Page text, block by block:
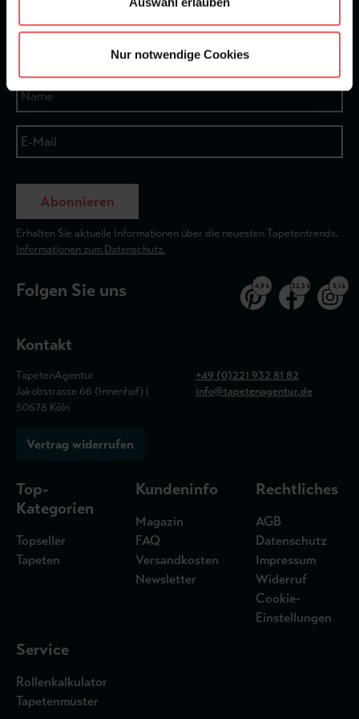
Nur notwendige Cookies
Bei 1245 Bewertungen
Newsletter
Abonnieren
Erhalten Sie aktuelle Informationen über die neuesten Tapetentrends.
Informationen zum Datenschutz.
Folgen Sie uns 4,9 k 32,5 k 3,1 k
Kontakt
TapetenAgentur
Jakobstrasse 66 (Innenhof) |
50678 Köln
+49 (0)221 932 81 82
info@tapetenagentur.de
Vertrag widerrufen
Top-
Kategorien
Topseller
Tapeten
Kundeninfo
Magazin
FAQ
Versandkosten
Newsletter
Rechtliches
AGB
Datenschutz
Impressum
Widerruf
Cookie-
Einstellungen
Service
Rollenkalkulator
Tapetenmuster